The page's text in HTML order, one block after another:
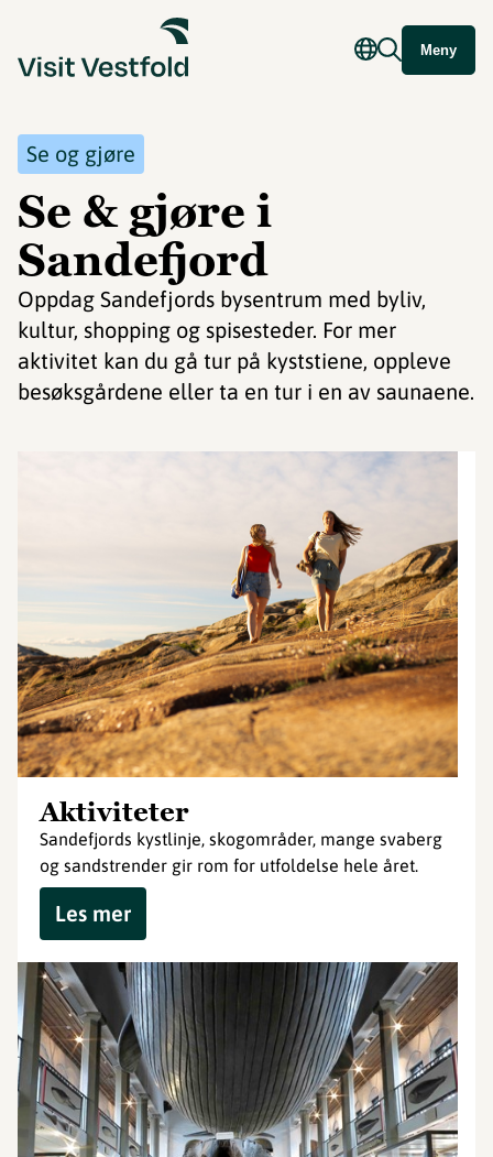
Meny
Se og gjøre
Se & gjøre i
Sandefjord
Oppdag Sandefjords bysentrum med byliv,
kultur, shopping og spisesteder. For mer
aktivitet kan du gå tur på kyststiene, oppleve
besøksgårdene eller ta en tur i en av saunaene.
Aktiviteter
Sandefjords kystlinje, skogområder, mange svaberg
og sandstrender gir rom for utfoldelse hele året.
Les mer